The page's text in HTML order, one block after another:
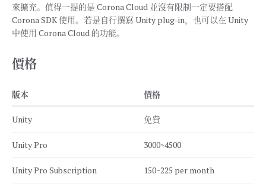
來擴充。值得一提的是 Corona Cloud 並沒有限制一定要搭配
Corona SDK 使用。若是自行撰寫 Unity plug-in，也可以在 Unity
中使用 Corona Cloud 的功能。
價格
版本 價格
Unity 免費
Unity Pro 3000~4500
Unity Pro Subscription 150~225 per month